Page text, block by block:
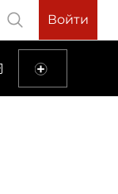
Войти